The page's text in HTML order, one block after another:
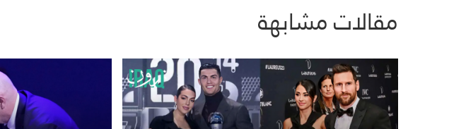
مقالات مشابهة